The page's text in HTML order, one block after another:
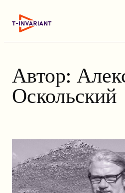
Автор:
Оскольский